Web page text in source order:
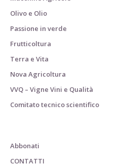
Olivo e Olio
Passione in verde
Frutticoltura
Terra e Vita
Nova Agricoltura
VVQ – Vigne Vini e Qualità
Comitato tecnico scientifico
Abbonati
CONTATTI